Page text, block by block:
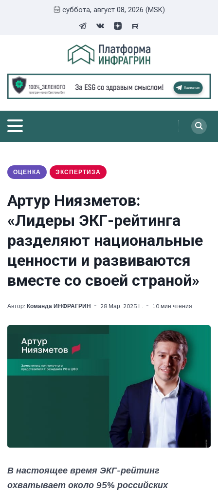
суббота, август 08, 2026 (MSK)
ОЦЕНКА ЭКСПЕРТИЗА
Артур Ниязметов:
«Лидеры ЭКГ-рейтинга
разделяют национальные
ценности и развиваются
вместе со своей страной»
Автор: Команда ИНФРАГРИН 28 Мар. 2025 Г. 10 мин чтения
В настоящее время ЭКГ-рейтинг
охватывает около 95% российских